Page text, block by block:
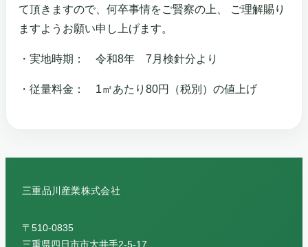
て頂きますので、何卒事情をご賢察の上、 ご理解賜り
ますようお願い申し上げます。
・実地時期： 令和8年 7月検針分より
・従量料金： 1㎥あたり80円（税別）の値上げ
三重品川産業株式会社
〒510-0835
三重県四日市市大井手2-5-17